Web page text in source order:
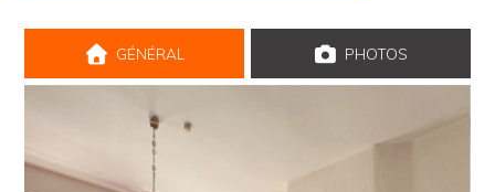
GÉNÉRAL PHOTOS